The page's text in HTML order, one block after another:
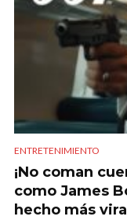
ENTRETENIMIENTO
¡No coman
como James
hecho más